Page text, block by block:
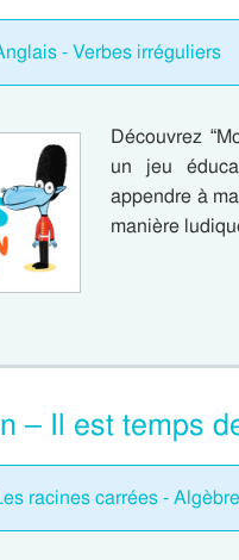
- Verbes irréguliers
Découvrez
un jeu
appendre à
manière
– Il est temps
racines carrées -